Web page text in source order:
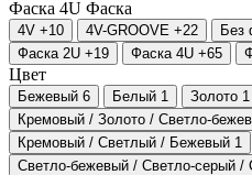
Фаска 4U Фаска
4V +10 4V-GROOVE +22 Без
Фаска 2U +19 Фаска 4U +65
Цвет
Бежевый 6 Белый 1 Золото 1
Кремовый / Золото / Светло-
Кремовый / Светлый / Бежевый 1
Светло-бежевый / Светло-серый /